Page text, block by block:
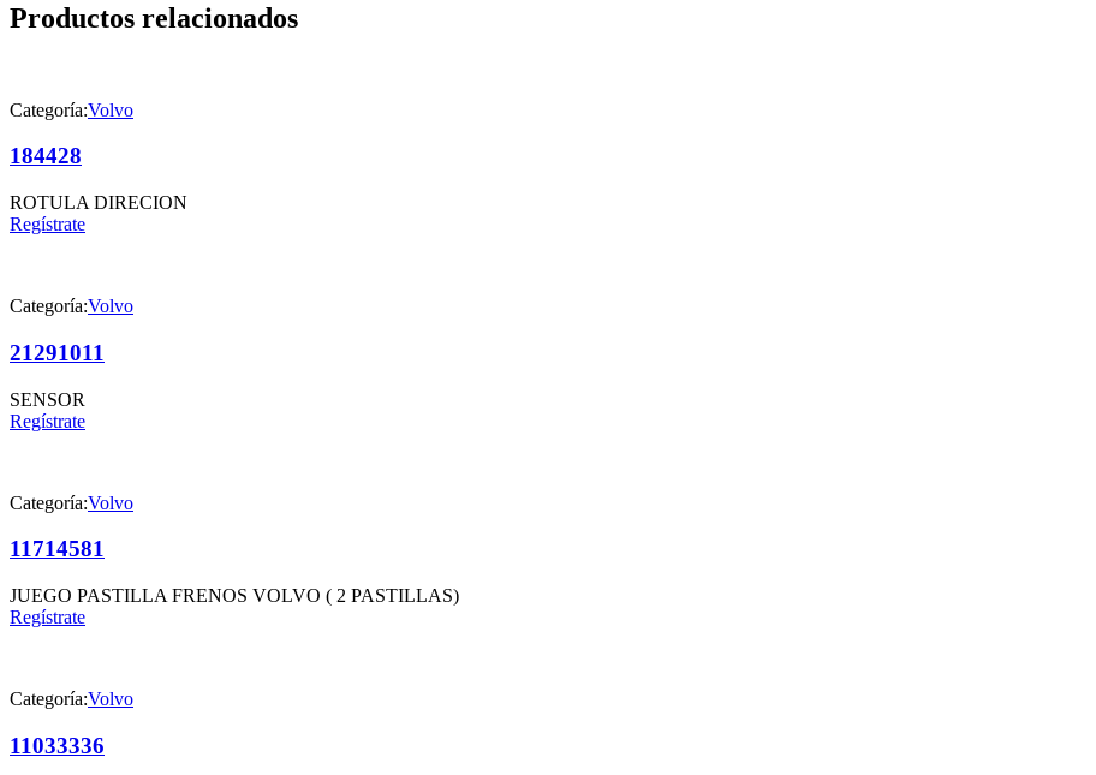
Productos relacionados
Categoría:Volvo
184428
ROTULA DIRECION
Regístrate
Categoría:Volvo
21291011
SENSOR
Regístrate
Categoría:Volvo
11714581
JUEGO PASTILLA FRENOS VOLVO ( 2 PASTILLAS)
Regístrate
Categoría:Volvo
11033336